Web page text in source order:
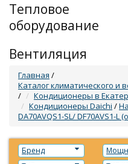
Тепловое
оборудование
Вентиляция
Главная /
Каталог климатического и
/
Кондиционеры в
Кондиционеры Daichi /
DA70AVQS1-SL/ DF70AVS1-L
Бренд